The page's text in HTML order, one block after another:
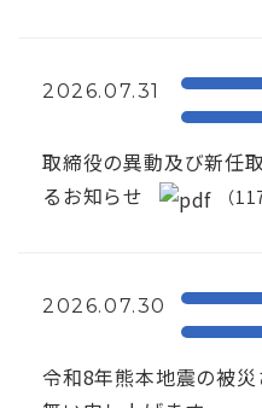
2026.07.31
取締役の異動及び新任
るお知らせ
（
2026.07.30
令和8年熊本地震の被